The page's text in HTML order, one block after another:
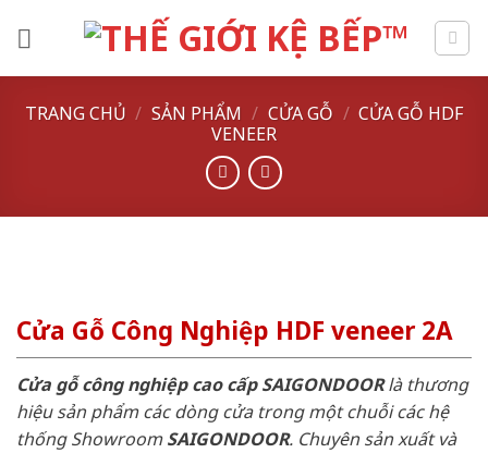
TRANG CHỦ / SẢN PHẨM / CỬA GỖ / CỬA GỖ HDF
VENEER
Cửa Gỗ Công Nghiệp HDF veneer 2A
Cửa gỗ công nghiệp cao cấp SAIGONDOORlà thương
hiệu sản phẩm các dòng cửa trong một chuỗi các hệ
thống ShowroomSAIGONDOOR. Chuyên sản xuất và